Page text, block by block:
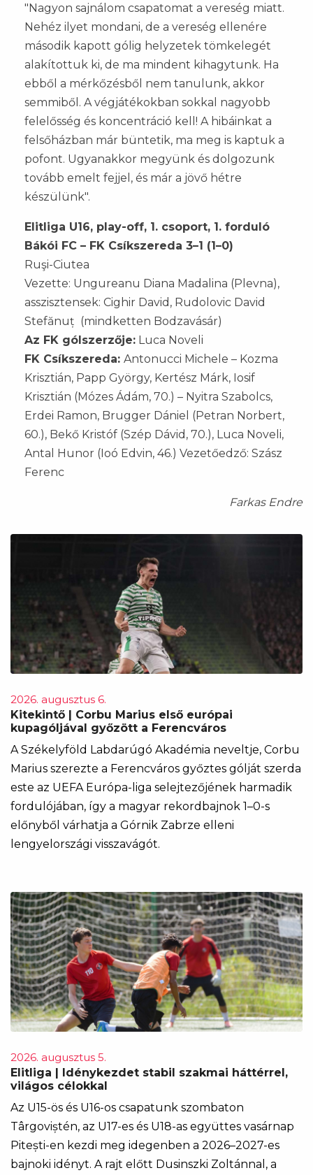
"Nagyon sajnálom csapatomat a vereség miatt.
Nehéz ilyet mondani, de a vereség ellenére
második kapott gólig helyzetek tömkelegét
alakítottuk ki, de ma mindent kihagytunk. Ha
ebből a mérkőzésből nem tanulunk, akkor
semmiből. A végjátékokban sokkal nagyobb
felelősség és koncentráció kell! A hibáinkat a
felsőházban már büntetik, ma meg is kaptuk a
pofont. Ugyanakkor megyünk és dolgozunk
tovább emelt fejjel, és már a jövő hétre
készülünk".
Elitliga U16, play-off, 1. csoport, 1. forduló
Bákói FC – FK Csíkszereda 3–1 (1–0)
Ruşi-Ciutea
Vezette: Ungureanu Diana Madalina (Plevna),
asszisztensek: Cighir David, Rudolovic David
Stefănuț (mindketten Bodzavásár)
Az FK gólszerzője: Luca Noveli
FK Csíkszereda: Antonucci Michele – Kozma
Krisztián, Papp György, Kertész Márk, Iosif
Krisztián (Mózes Ádám, 70.) – Nyitra Szabolcs,
Erdei Ramon, Brugger Dániel (Petran Norbert,
60.), Bekő Kristóf (Szép Dávid, 70.), Luca Noveli,
Antal Hunor (Ioó Edvin, 46.) Vezetőedző: Szász
Ferenc
Farkas Endre
2026. augusztus 6.
Kitekintő | Corbu Marius első európai
kupagóljával győzött a Ferencváros
A Székelyföld Labdarúgó Akadémia neveltje, Corbu
Marius szerezte a Ferencváros győztes gólját szerda
este az UEFA Európa-liga selejtezőjének harmadik
fordulójában, így a magyar rekordbajnok 1–0-s
előnyből várhatja a Górnik Zabrze elleni
lengyelországi visszavágót.
2026. augusztus 5.
Elitliga | Idénykezdet stabil szakmai háttérrel,
világos célokkal
Az U15-ös és U16-os csapatunk szombaton
Târgoviștén, az U17-es és U18-as együttes vasárnap
Pitești-en kezdi meg idegenben a 2026–2027-es
bajnoki idényt. A rajt előtt Dusinszki Zoltánnal, a